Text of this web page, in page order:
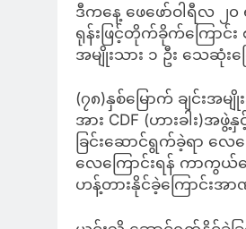
ဒီကနေ့ ဖေဖော်ဝါရီလ ၂၀
ရုန်းဖြင့်တိုက်ခိုက်ကြောင်း
အမျိုးသား ၁ ဦး သေဆုံးက
(၇၈)နှစ်မြောက် ချင်းအမ
အား CDF (ဟားခါး)အ
ခြင်းဆောင်ရွက်ခဲ့ရာ လေ
လေကြောင်းရန် ကာကွယ်ရ
ဟန့်တားနိုင်ခဲ့ကြောင်းအ